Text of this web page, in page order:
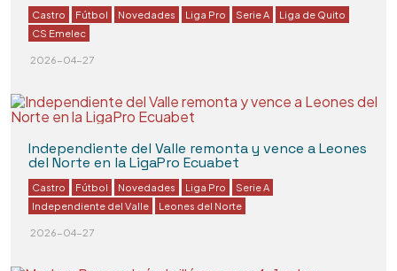
Castro Fútbol Novedades Liga Pro Serie A
Liga de Quito
CS Emelec
2026-04-27
Independiente del Valle remonta y vence a Leones
del Norte en la LigaPro Ecuabet
Castro Fútbol Novedades Liga Pro
Serie A
Independiente del Valle
Leones del Norte
2026-04-27